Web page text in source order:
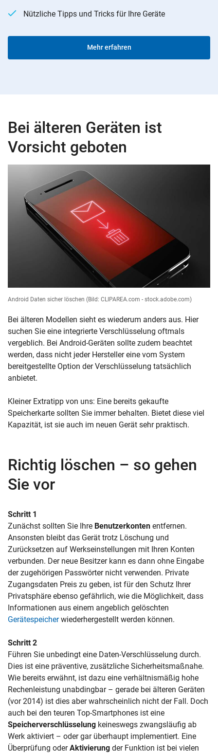
Nützliche Tipps und Tricks für Ihre Geräte
Mehr erfahren
Bei älteren Geräten ist
Vorsicht geboten
Android Daten sicher löschen (Bild: CLIPAREA.com - stock.adobe.com)
Bei älteren Modellen sieht es wiederum anders aus. Hier
suchen Sie eine integrierte Verschlüsselung oftmals
vergeblich. Bei Android-Geräten sollte zudem beachtet
werden, dass nicht jeder Hersteller eine vom System
bereitgestellte Option der Verschlüsselung tatsächlich
anbietet.
Kleiner Extratipp von uns: Eine bereits gekaufte
Speicherkarte sollten Sie immer behalten. Bietet diese viel
Kapazität, ist sie auch im neuen Gerät sehr praktisch.
Richtig löschen – so gehen
Sie vor
Schritt 1
Zunächst sollten Sie Ihre Benutzerkonten entfernen.
Ansonsten bleibt das Gerät trotz Löschung und
Zurücksetzen auf Werkseinstellungen mit Ihren Konten
verbunden. Der neue Besitzer kann es dann ohne Eingabe
der zugehörigen Passwörter nicht verwenden. Private
Zugangsdaten Preis zu geben, ist für den Schutz Ihrer
Privatsphäre ebenso gefährlich, wie die Möglichkeit, dass
Informationen aus einem angeblich gelöschten
Gerätespeicherwiederhergestellt werden können.
Schritt 2
Führen Sie unbedingt eine Daten-Verschlüsselung durch.
Dies ist eine präventive, zusätzliche Sicherheitsmaßnahe.
Wie bereits erwähnt, ist dazu eine verhältnismäßig hohe
Rechenleistung unabdingbar – gerade bei älteren Geräten
(vor 2014) ist dies aber wahrscheinlich nicht der Fall. Doch
auch bei den teuren Top-Smartphones ist eine
Speicherverschlüsselung keineswegs zwangsläufig ab
Werk aktiviert – oder gar überhaupt implementiert. Eine
Überprüfung oder Aktivierung der Funktion ist bei vielen